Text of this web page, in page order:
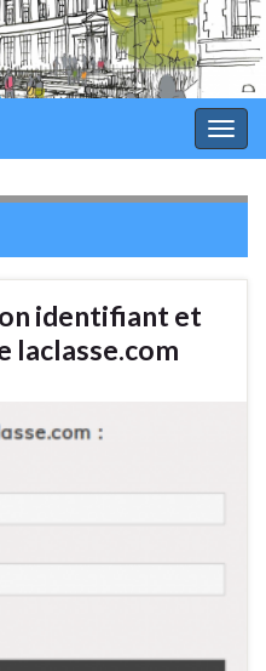
identifiant et
laclasse.com